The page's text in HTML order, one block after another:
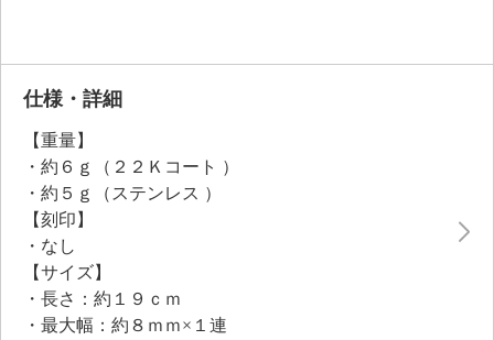
仕様・詳細
【重量】
・約６ｇ（２２Ｋコート ）
・約５ｇ（ステンレス ）
【刻印】
・なし
【サイズ】
・長さ：約１９ｃｍ
・最大幅：約８ｍｍ×１連